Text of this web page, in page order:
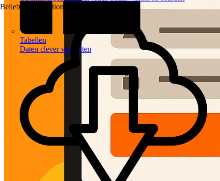
Tabellen
Daten clever verwalten
Beliebte Automationen